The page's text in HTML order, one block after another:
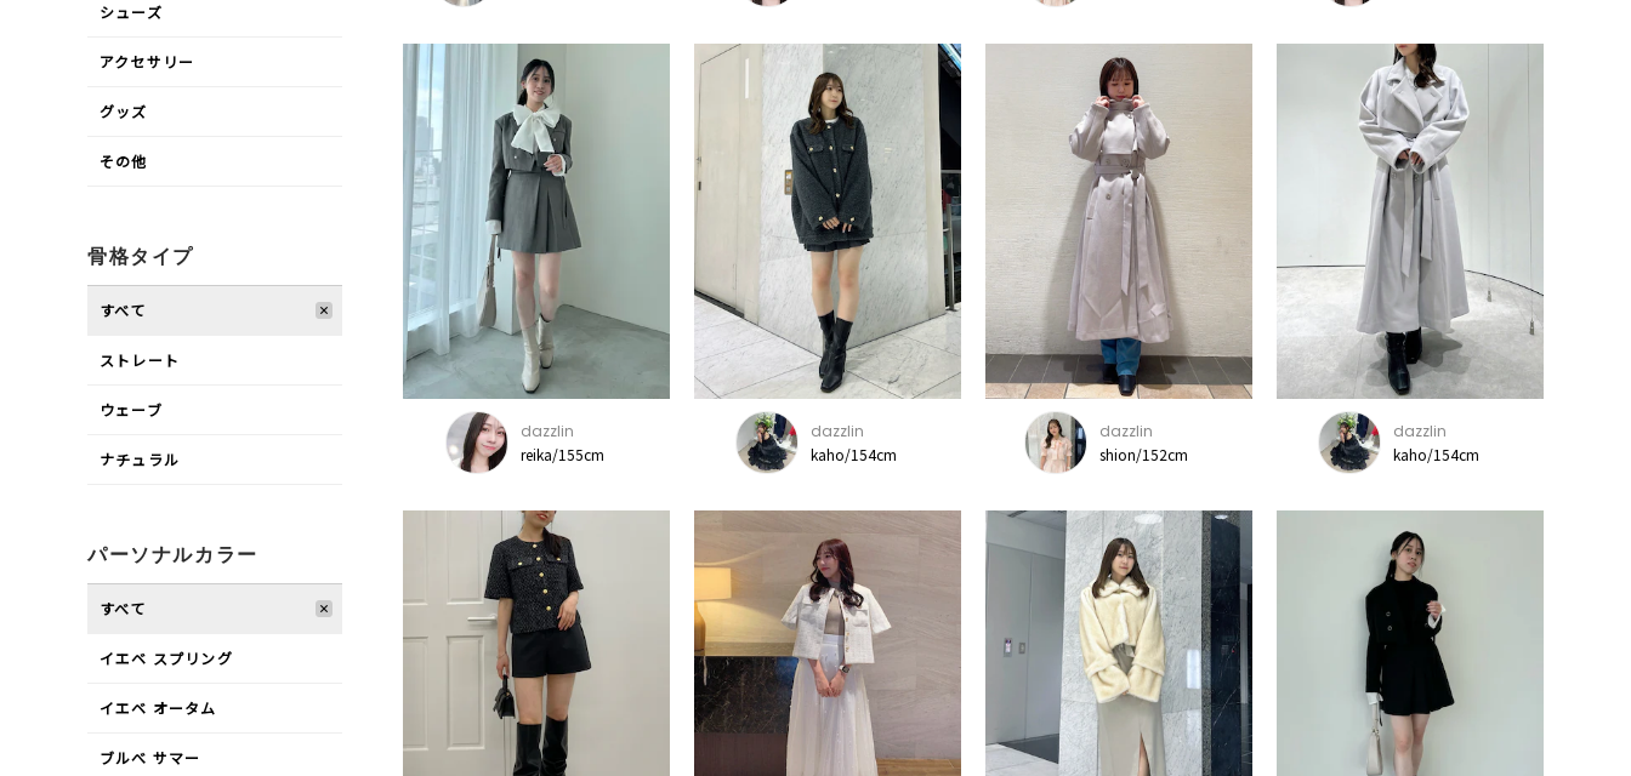
dazzlin
reika/155cm
dazzlin
kaho/154cm
dazzlin
shion/152cm
dazzlin
kaho/154cm
シューズ
アクセサリー
グッズ
その他
骨格タイプ
すべて
ストレート
ウェーブ
ナチュラル
パーソナルカラー
すべて
イエベ スプリング
イエベ オータム
ブルべ サマー